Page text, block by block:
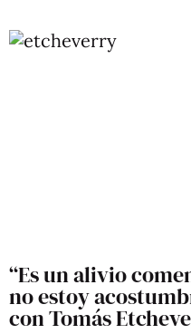
“Es un alivio
no estoy
con Tomás